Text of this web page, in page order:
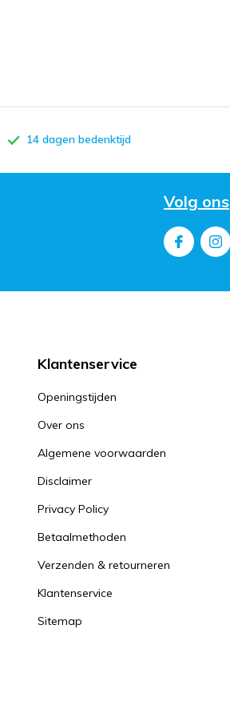
14 dagen bedenktijd
Volg ons
Klantenservice
Openingstijden
Over ons
Algemene voorwaarden
Disclaimer
Privacy Policy
Betaalmethoden
Verzenden & retourneren
Klantenservice
Sitemap